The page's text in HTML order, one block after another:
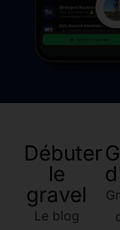
Débuter
le
gravel
Le blog